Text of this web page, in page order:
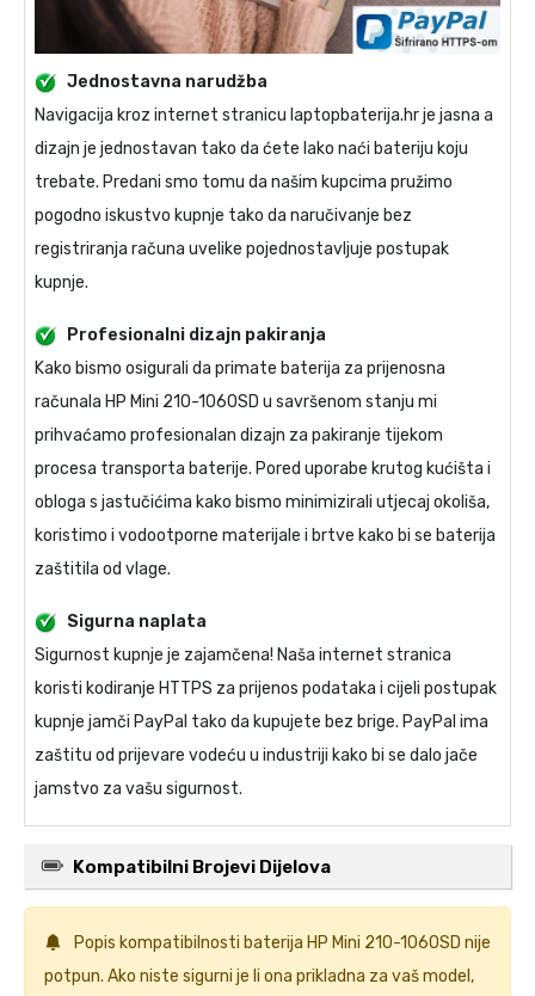
Jednostavna narudžba
Navigacija kroz internet stranicu laptopbaterija.hr je jasna a
dizajn je jednostavan tako da ćete lako naći bateriju koju
trebate. Predani smo tomu da našim kupcima pružimo
pogodno iskustvo kupnje tako da naručivanje bez
registriranja računa uvelike pojednostavljuje postupak
kupnje.
Profesionalni dizajn pakiranja
Kako bismo osigurali da primate baterija za prijenosna
računala HP Mini 210-1060SD u savršenom stanju mi
prihvaćamo profesionalan dizajn za pakiranje tijekom
procesa transporta baterije. Pored uporabe krutog kućišta i
obloga s jastučićima kako bismo minimizirali utjecaj okoliša,
koristimo i vodootporne materijale i brtve kako bi se baterija
zaštitila od vlage.
Sigurna naplata
Sigurnost kupnje je zajamčena! Naša internet stranica
koristi kodiranje HTTPS za prijenos podataka i cijeli postupak
kupnje jamči PayPal tako da kupujete bez brige. PayPal ima
zaštitu od prijevare vodeću u industriji kako bi se dalo jače
jamstvo za vašu sigurnost.
Kompatibilni Brojevi Dijelova
Popis kompatibilnosti baterija HP Mini 210-1060SD nije
potpun. Ako niste sigurni je li ona prikladna za vaš model,